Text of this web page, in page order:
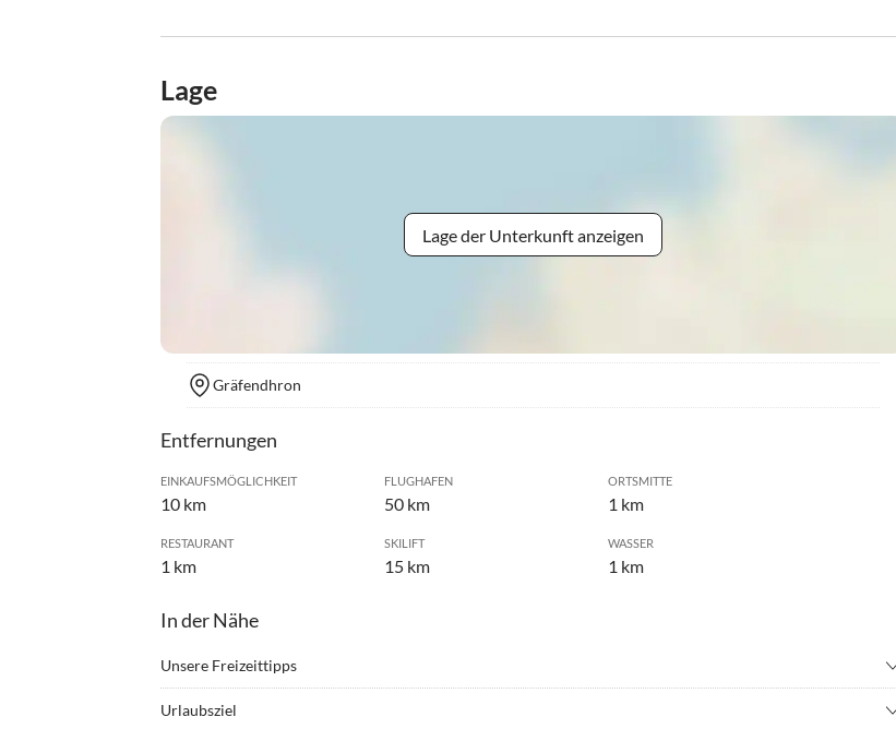
Lage
Lage der Unterkunft anzeigen
Gräfendhron
Entfernungen
EINKAUFSMÖGLICHKEIT
10 km
FLUGHAFEN
50 km
ORTSMITTE
1 km
RESTAURANT
1 km
SKILIFT
15 km
WASSER
1 km
In der Nähe
Unsere Freizeittipps
Urlaubsziel